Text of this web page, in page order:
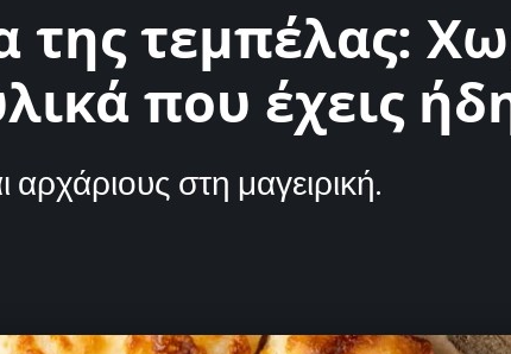
της τεμπέλας:
που έχεις
στη μαγειρική.